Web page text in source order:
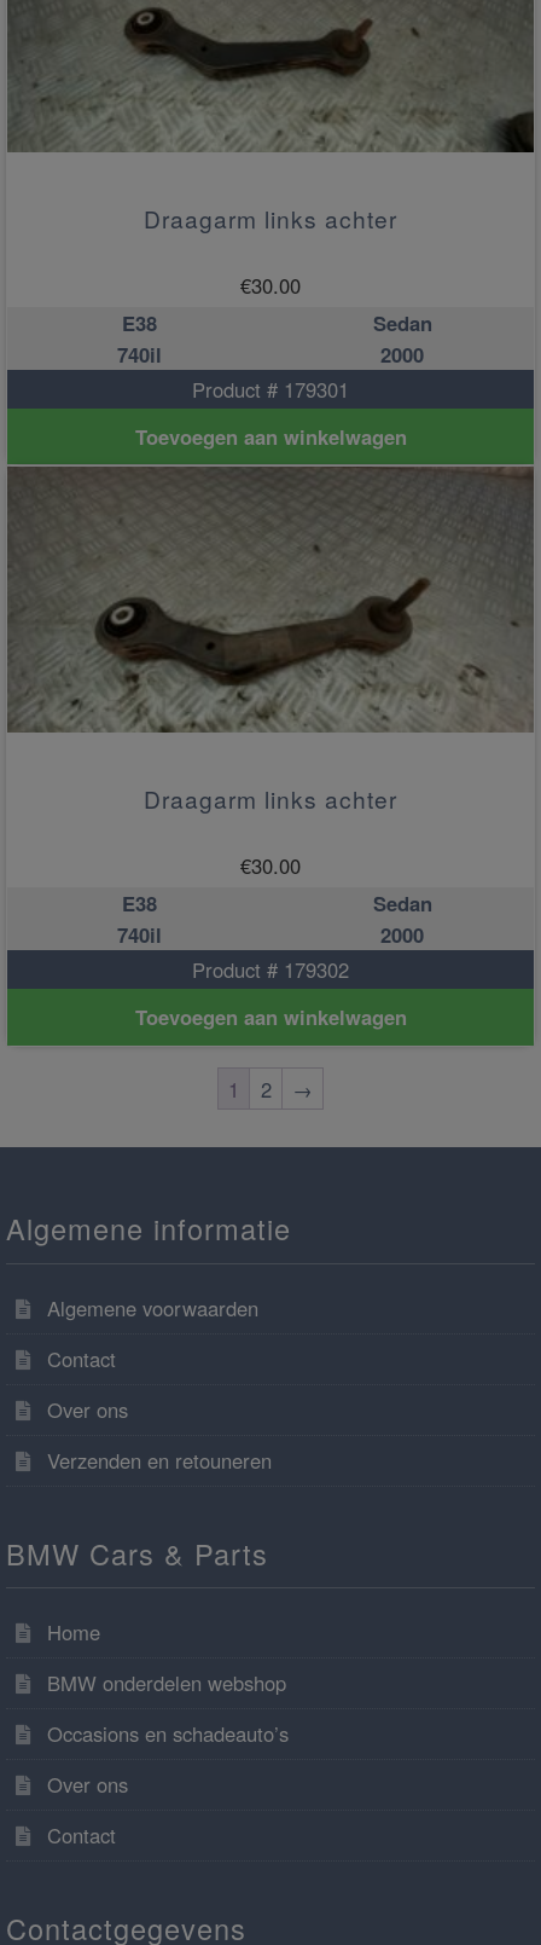
Draagarm links achter
€30.00
E38
Sedan
740il
2000
Product # 179301
Toevoegen aan winkelwagen
Draagarm links achter
€30.00
E38
Sedan
740il
2000
Product # 179302
Toevoegen aan winkelwagen
1 2 →
Algemene informatie
Algemene voorwaarden
Contact
Over ons
Verzenden en retouneren
BMW Cars & Parts
Home
BMW onderdelen webshop
Occasions en schadeauto’s
Over ons
Contact
Contactgegevens